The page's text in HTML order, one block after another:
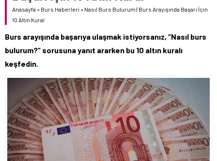
55,1881
ALTIN
Anasayfa » Burs Haberleri » Nasıl Burs Bulurum | Burs Arayışında Başarı İçin
10 Altın Kural
Burs arayışında başarıya ulaşmak istiyorsanız, “Nasıl burs
bulurum?” sorusuna yanıt ararken bu 10 altın kuralı
keşfedin.